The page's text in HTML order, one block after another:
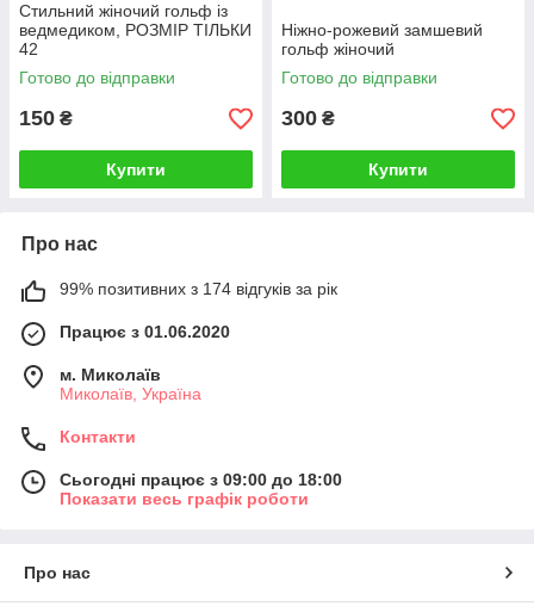
Стильний жіночий гольф із
ведмедиком, РОЗМІР ТІЛЬКИ
42
Готово до відправки
150 ₴
Купити
Ніжно-рожевий замшевий
гольф жіночий
Готово до відправки
300 ₴
Купити
Про нас
99% позитивних з 174 відгуків за рік
Працює з 01.06.2020
м. Миколаїв
Миколаїв, Україна
Контакти
Сьогодні працює з 09:00 до 18:00
Показати весь графік роботи
Про нас